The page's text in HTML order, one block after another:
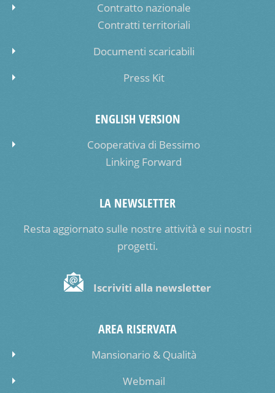
Contratto nazionale
Contratti territoriali
Documenti scaricabili
Press Kit
ENGLISH VERSION
Cooperativa di Bessimo
Linking Forward
LA NEWSLETTER
Resta aggiornato sulle nostre attività e sui nostri
progetti.
Iscriviti alla newsletter
AREA RISERVATA
Mansionario & Qualità
Webmail